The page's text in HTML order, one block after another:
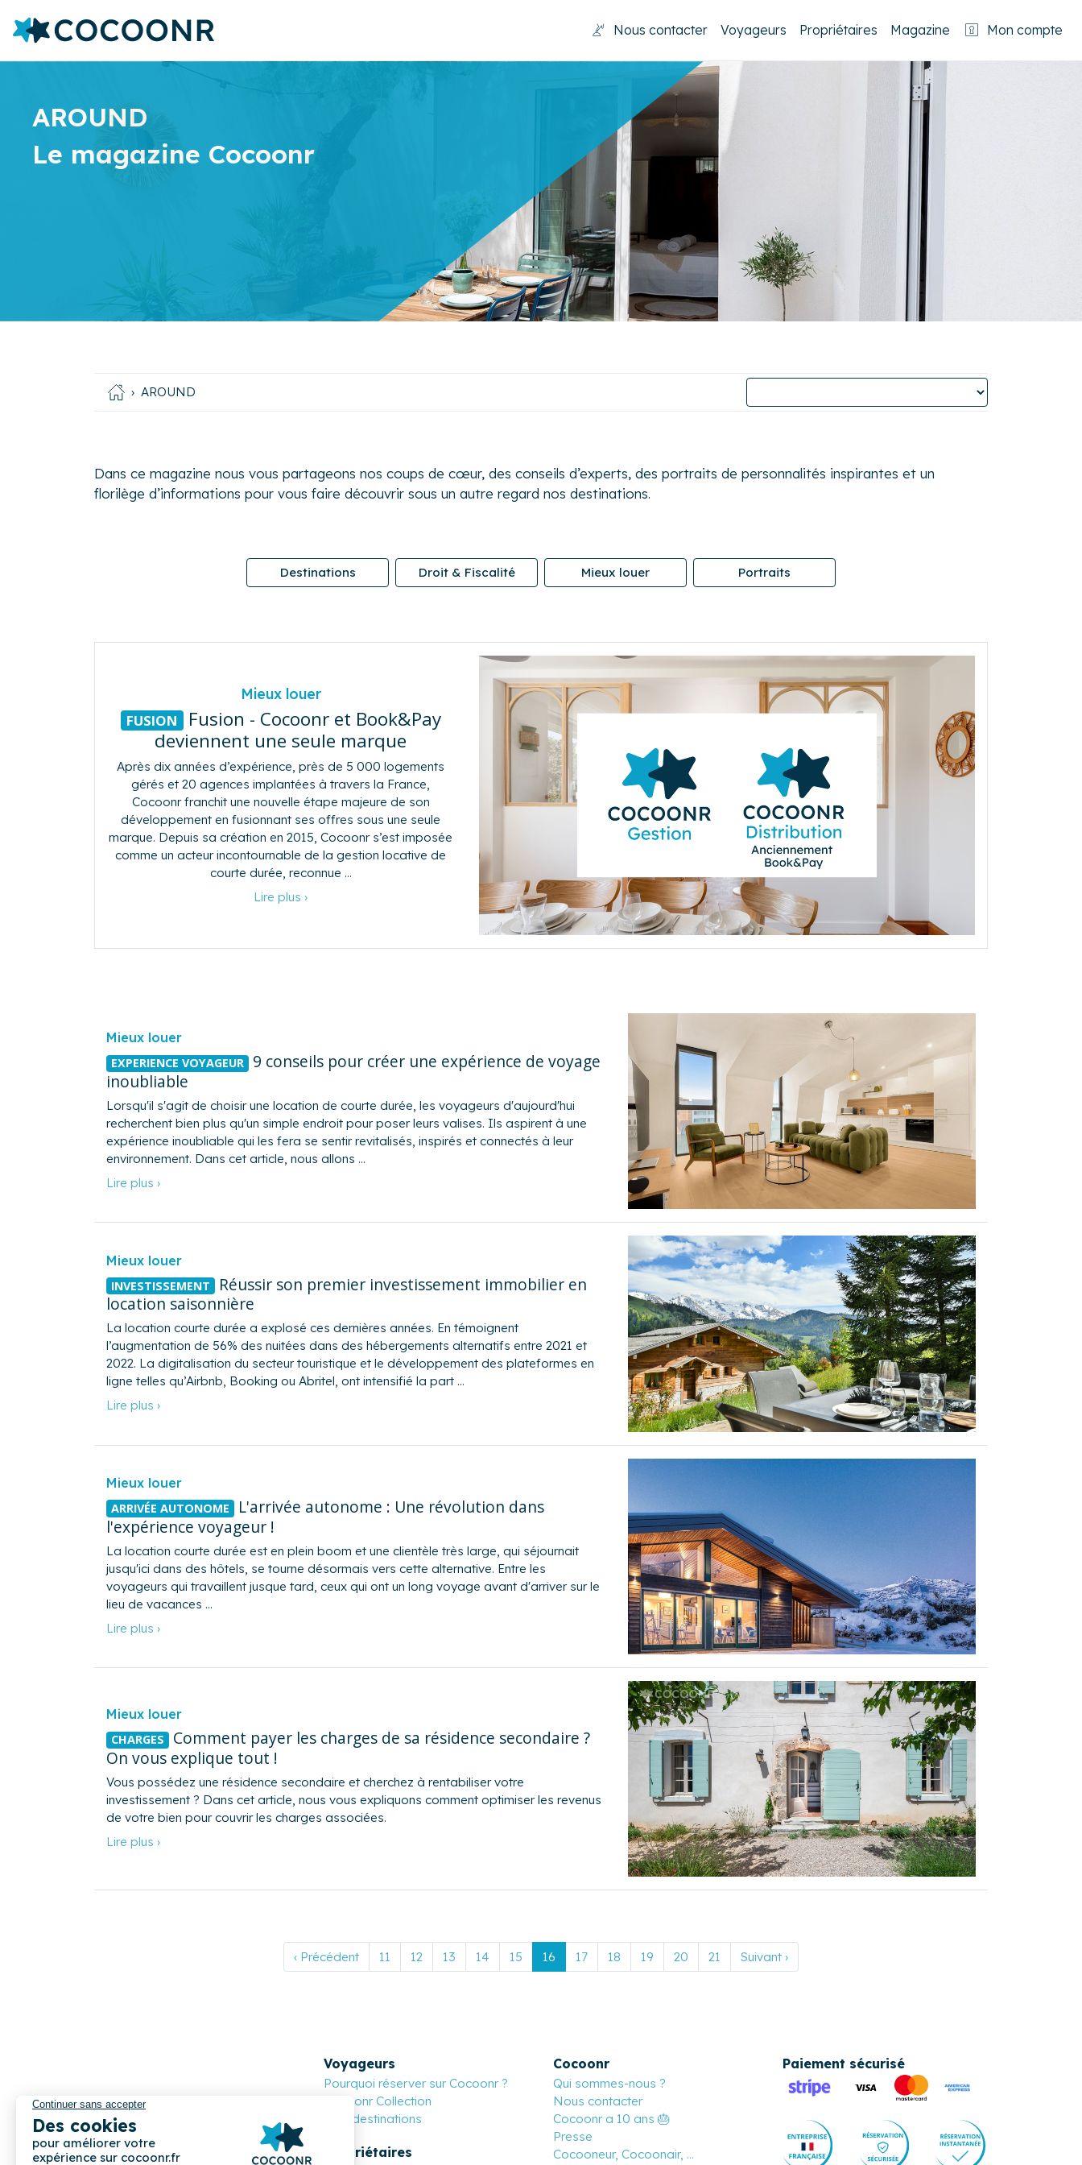
Nous contacter Voyageurs Propriétaires Magazine Mon compte
AROUND
Le magazine Cocoonr
AROUND
Dans ce magazine nous vous partageons nos coups de cœur, des conseils d’experts, des portraits de personnalités inspirantes et un
florilège d’informations pour vous faire découvrir sous un autre regard nos destinations.
Destinations Droit & Fiscalité Mieux louer Portraits
Mieux louer
FUSION Fusion - Cocoonr et Book&Pay
deviennent une seule marque
Après dix années d’expérience, près de 5 000 logements
gérés et 20 agences implantées à travers la France,
Cocoonr franchit une nouvelle étape majeure de son
développement en fusionnant ses offres sous une seule
marque. Depuis sa création en 2015, Cocoonr s’est imposée
comme un acteur incontournable de la gestion locative de
courte durée, reconnue …
Lire plus ›
Mieux louer
EXPERIENCE VOYAGEUR 9 conseils pour créer une expérience de voyage
inoubliable
Lorsqu'il s'agit de choisir une location de courte durée, les voyageurs d'aujourd'hui
recherchent bien plus qu'un simple endroit pour poser leurs valises. Ils aspirent à une
expérience inoubliable qui les fera se sentir revitalisés, inspirés et connectés à leur
environnement. Dans cet article, nous allons …
Lire plus ›
Mieux louer
INVESTISSEMENT Réussir son premier investissement immobilier en
location saisonnière
La location courte durée a explosé ces dernières années. En témoignent
l’augmentation de 56% des nuitées dans des hébergements alternatifs entre 2021 et
2022. La digitalisation du secteur touristique et le développement des plateformes en
ligne telles qu’Airbnb, Booking ou Abritel, ont intensifié la part …
Lire plus ›
Mieux louer
ARRIVÉE AUTONOME L'arrivée autonome : Une révolution dans
l'expérience voyageur !
La location courte durée est en plein boom et une clientèle très large, qui séjournait
jusqu'ici dans des hôtels, se tourne désormais vers cette alternative. Entre les
voyageurs qui travaillent jusque tard, ceux qui ont un long voyage avant d'arriver sur le
lieu de vacances …
Lire plus ›
Mieux louer
CHARGES Comment payer les charges de sa résidence secondaire ?
On vous explique tout !
Vous possédez une résidence secondaire et cherchez à rentabiliser votre
investissement ? Dans cet article, nous vous expliquons comment optimiser les revenus
de votre bien pour couvrir les charges associées.
Lire plus ›
‹ Précédent 11 12 13 14 15 16 17 18 19 20 21 Suivant ›
Voyageurs
Pourquoi réserver sur Cocoonr ?
Cocoonr Collection
Nos destinations
Propriétaires
Cocoonr
Qui sommes-nous ?
Nous contacter
Cocoonr a 10 ans 🎂
Presse
Cocooneur, Cocoonair, ...
Paiement sécurisé